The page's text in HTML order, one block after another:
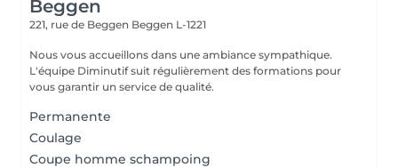
Beggen
221, rue de Beggen Beggen L-1221
Nous vous accueillons dans une ambiance sympathique.
L'équipe Diminutif suit régulièrement des formations pour
vous garantir un service de qualité.
Permanente
Coulage
Coupe homme schampoing